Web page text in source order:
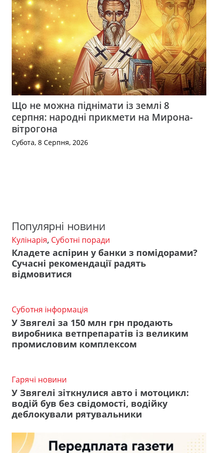
Що не можна піднімати із землі 8
серпня: народні прикмети на Мирона-
вітрогона
Субота, 8 Серпня, 2026
Популярні новини
Кулінарія, Суботні поради
Кладете аспірин у банки з помідорами?
Сучасні рекомендації радять
відмовитися
Суботня інформація
У Звягелі за 150 млн грн продають
виробника ветпрепаратів із великим
промисловим комплексом
Гарячі новини
У Звягелі зіткнулися авто і мотоцикл:
водій був без свідомості, водійку
деблокували рятувальники